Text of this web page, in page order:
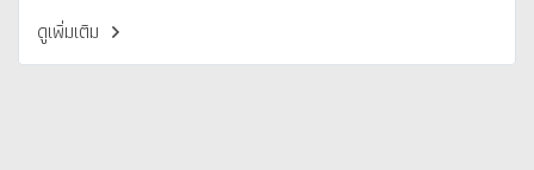
ดูเพิ่มเติม